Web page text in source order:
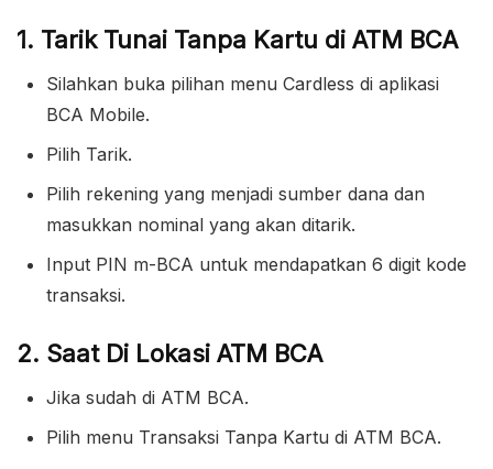
1. Tarik Tunai Tanpa Kartu di ATM BCA
Silahkan buka pilihan menu Cardless di aplikasi
BCA Mobile.
Pilih Tarik.
Pilih rekening yang menjadi sumber dana dan
masukkan nominal yang akan ditarik.
Input PIN m-BCA untuk mendapatkan 6 digit kode
transaksi.
2. Saat Di Lokasi ATM BCA
Jika sudah di ATM BCA.
Pilih menu Transaksi Tanpa Kartu di ATM BCA.